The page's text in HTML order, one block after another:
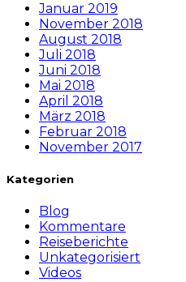
Januar 2019
November 2018
August 2018
Juli 2018
Juni 2018
Mai 2018
April 2018
März 2018
Februar 2018
November 2017
Kategorien
Blog
Kommentare
Reiseberichte
Unkategorisiert
Videos